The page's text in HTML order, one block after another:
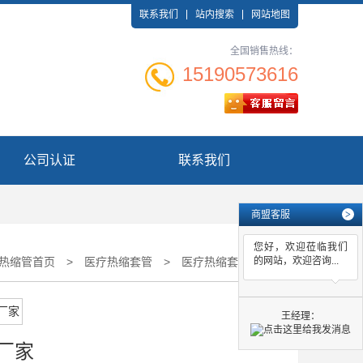
联系我们 站内搜索 网站地图
全国销售热线：
15190573616
公司认证 联系我们
缩管首页 > 医疗热缩套管 > 医疗热缩套管厂家
家
商盟客服 >
您好，欢迎莅临我们
的网站，欢迎咨询...
王经理：